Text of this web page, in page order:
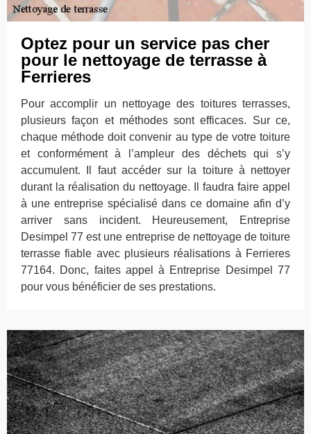
Optez pour un service pas cher
pour le nettoyage de terrasse à
Ferrieres
Pour accomplir un nettoyage des toitures terrasses,
plusieurs façon et méthodes sont efficaces. Sur ce,
chaque méthode doit convenir au type de votre toiture
et conformément à l’ampleur des déchets qui s’y
accumulent. Il faut accéder sur la toiture à nettoyer
durant la réalisation du nettoyage. Il faudra faire appel
à une entreprise spécialisé dans ce domaine afin d’y
arriver sans incident. Heureusement, Entreprise
Desimpel 77 est une entreprise de nettoyage de toiture
terrasse fiable avec plusieurs réalisations à Ferrieres
77164. Donc, faites appel à Entreprise Desimpel 77
pour vous bénéficier de ses prestations.